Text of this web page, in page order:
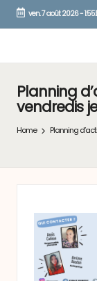
Skip
ven. 7 août 2026-
Planning
vendredis
Home Planning